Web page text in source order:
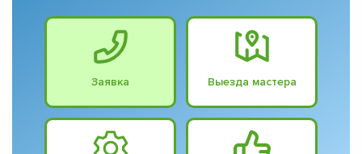
Заявка Выезда мастера